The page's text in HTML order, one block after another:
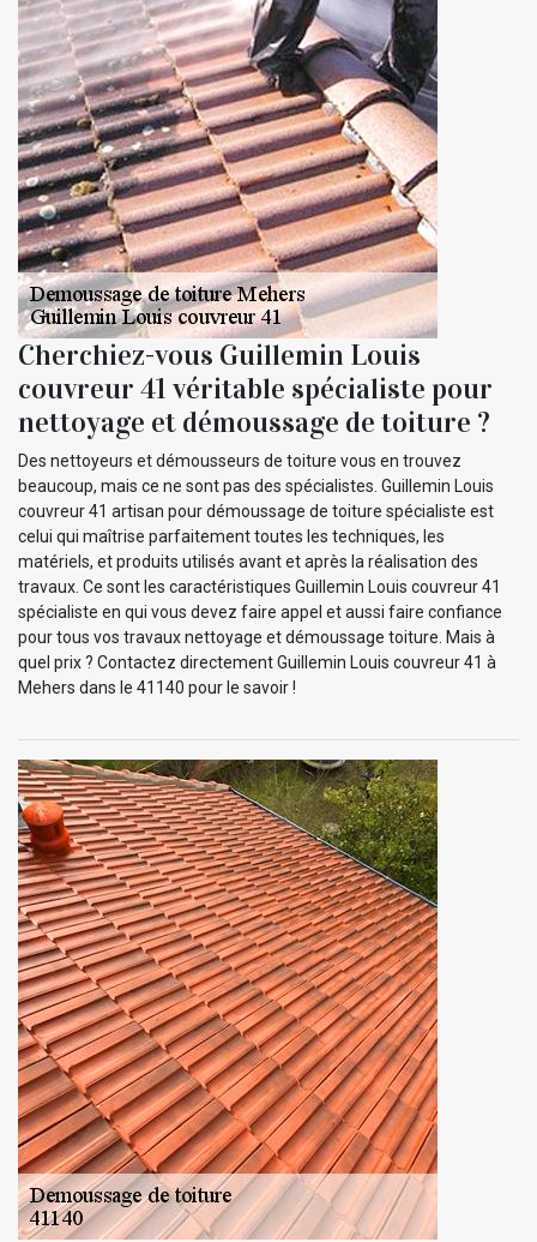
Cherchiez-vous Guillemin Louis
couvreur 41 véritable spécialiste pour
nettoyage et démoussage de toiture ?
Des nettoyeurs et démousseurs de toiture vous en trouvez
beaucoup, mais ce ne sont pas des spécialistes. Guillemin Louis
couvreur 41 artisan pour démoussage de toiture spécialiste est
celui qui maîtrise parfaitement toutes les techniques, les
matériels, et produits utilisés avant et après la réalisation des
travaux. Ce sont les caractéristiques Guillemin Louis couvreur 41
spécialiste en qui vous devez faire appel et aussi faire confiance
pour tous vos travaux nettoyage et démoussage toiture. Mais à
quel prix ? Contactez directement Guillemin Louis couvreur 41 à
Mehers dans le 41140 pour le savoir !